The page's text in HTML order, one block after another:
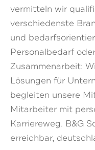
vermitteln wir
verschiedenste
und
Personalbedarf
Zusammenarbeit:
Lösungen für
begleiten unsere
Mitarbeiter mit
Karriereweg. B&G
erreichbar,